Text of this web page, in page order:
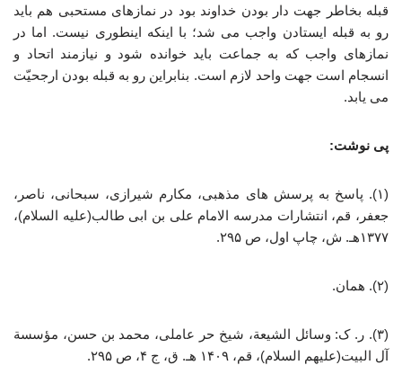
قبله بخاطر جهت دار بودن خداوند بود در نمازهای مستحبی هم باید
رو به قبله ایستادن واجب می شد؛ با اینکه اینطوری نیست. اما در
نمازهای واجب که به جماعت باید خوانده شود و نیازمند اتحاد و
انسجام است جهت واحد لازم است. بنابراین رو به قبله بودن ارجحیّت
می یابد.
پی نوشت:
(۱). پاسخ به پرسش های مذهبی، مکارم شیرازی، سبحانی، ناصر،
جعفر، قم، انتشارات مدرسه الامام علی بن ابی طالب(علیه السلام)،
۱۳۷۷هـ. ش، چاپ اول، ص ۲۹۵.
(۲). همان.
(۳). ر. ک: وسائل الشیعة، شیخ حر عاملی، محمد بن حسن، مؤسسة
آل البیت(علیهم السلام)، قم، ۱۴۰۹ هـ. ق، ج ‌۴، ص ۲۹۵.